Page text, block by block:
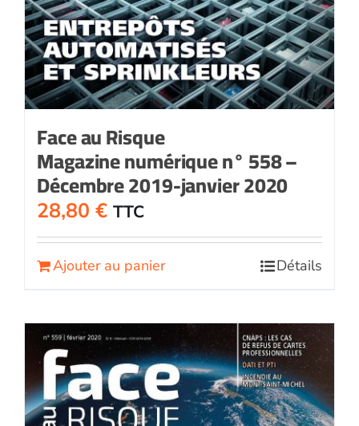
Face au Risque
Magazine numérique n° 558 –
Décembre 2019-janvier 2020
28,80 € TTC
Ajouter au panier Détails